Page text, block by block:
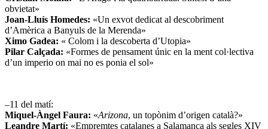
obvietat»
Joan-Lluís Homedes: «Un exvot dedicat al descobriment
d’Amèrica a Banyuls de la Merenda»
Ximo Gadea: « Colom i la descoberta d’Utopia»
Pilar Calçada: «Formes de pensament únic en la ment col·lectiva
d’un imperio on mai no es ponia el sol»
–11 del matí:
Miquel-Àngel Faura: «Arizona, un topònim d’origen català?»
Leandre Martí: «Empremtes catalanes a Salamanca als segles XIV